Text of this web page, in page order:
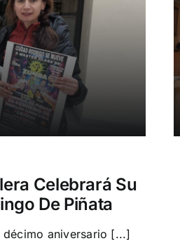
Celebrará Su
De Piñata
décimo aniversario [...]